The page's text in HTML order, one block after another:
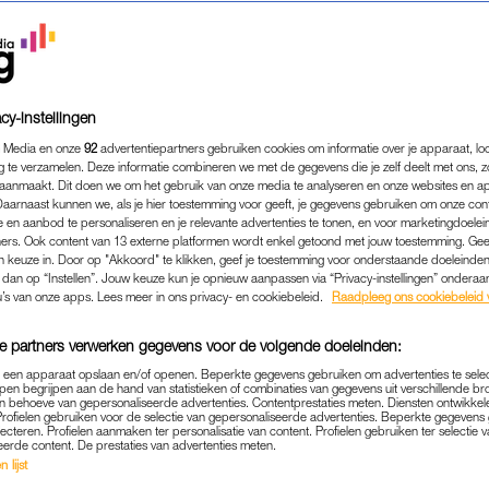
BIJ ANGELA
VAN AMSTERDAM:
PLEK VAN DE
WONEN & KLUSSEN IN DE STIJL VAN
21-03-2025 | MANUELA BLANKESTIJN
Angela Groothuizen (65) woont al jaren in
instellingen
en onze 92 advertentiepartners gebruiken cookies om informatie over je apparaat,
te verzamelen. Deze informatie combineren we met de gegevens die je zelf deelt met ons,
Dit doen we om het gebruik van onze media te analyseren en onze websites en
kunnen we, als je hier toestemming voor geeft, je gegevens gebruiken om onze
en aanbod te personaliseren en je relevante advertenties te tonen, en voor
Ook content van 13 externe platformen wordt enkel getoond met jouw toestemming.
keuze in. Door op "Akkoord" te klikken, geef je toestemming voor onderstaande
op “Instellen”. Jouw keuze kun je opnieuw aanpassen via “Privacy-instellingen”
van onze apps. Lees meer in ons privacy- en cookiebeleid.
Raadpleeg ons cookiebeleid
partners verwerken gegevens voor de volgende doeleinden:
apparaat opslaan en/of openen. Beperkte gegevens gebruiken om advertenties te
begrijpen aan de hand van statistieken of combinaties van gegevens uit verschillende
behoeve van gepersonaliseerde advertenties. Contentprestaties meten. Diensten
gebruiken voor de selectie van gepersonaliseerde advertenties. Beperkte
Profielen aanmaken ter personalisatie van content. Profielen gebruiken ter selectie
content. De prestaties van advertenties meten.
lijst